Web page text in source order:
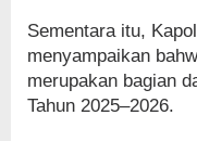
Sementara itu,
menyampaikan
merupakan bagian
Tahun 2025–2026.